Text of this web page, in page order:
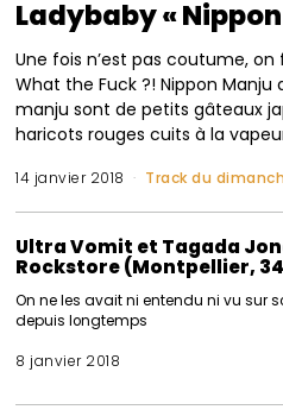
Ladybaby «
Une fois n’est pas coutume,
What the Fuck ?! Nippon Manju
manju sont de petits gâteaux
haricots rouges cuits à la
14 janvier 2018 Track du
Ultra Vomit et Tagada
Rockstore (Montpellier,
On ne les avait ni entendu ni vu sur
depuis longtemps
8 janvier 2018